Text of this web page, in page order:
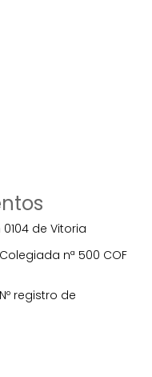
de Vitoria
nª 500 COF
registro de